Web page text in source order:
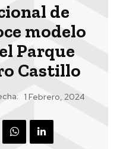
de
modelo
Parque
Castillo
1 Febrero, 2024